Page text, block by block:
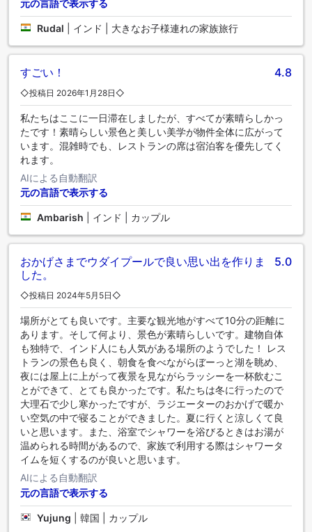
元の言語で表示する
Rudal インド | 大きなお子様連れの家族旅行
すごい！ 4.8
◇投稿日 2026年1月28日◇
私たちはここに一日滞在しましたが、すべてが素晴らしかっ
たです！素晴らしい景色と美しい美学が物件全体に広がって
います。混雑時でも、レストランの席は宿泊客を優先してく
れます。
AIによる自動翻訳
元の言語で表示する
Ambarish インド | カップル
おかげさまでウダイプールで良い思い出を作りま
した。
5.0
◇投稿日 2024年5月5日◇
場所がとても良いです。主要な観光地がすべて10分の距離に
あります。そして何より、景色が素晴らしいです。建物自体
も独特で、インド人にも人気がある場所のようでした！ レス
トランの景色も良く、朝食を食べながらぼーっと湖を眺め、
夜には屋上に上がって夜景を見ながらラッシーを一杯飲むこ
とができて、とても良かったです。私たちは冬に行ったので
大理石で少し寒かったですが、ラジエーターのおかげで暖か
い空気の中で寝ることができました。夏に行くと涼しくて良
いと思います。また、浴室でシャワーを浴びるときはお湯が
温められる時間があるので、家族で利用する際はシャワータ
イムを短くするのが良いと思います。
AIによる自動翻訳
元の言語で表示する
Yujung 韓国 | カップル